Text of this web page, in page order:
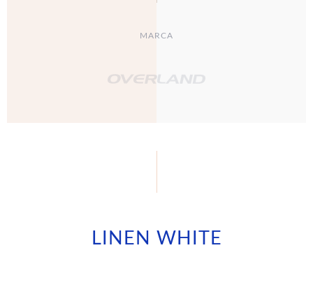
MARCA
LINEN WHITE